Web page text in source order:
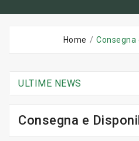
Home Consegna
ULTIME NEWS
Consegna e